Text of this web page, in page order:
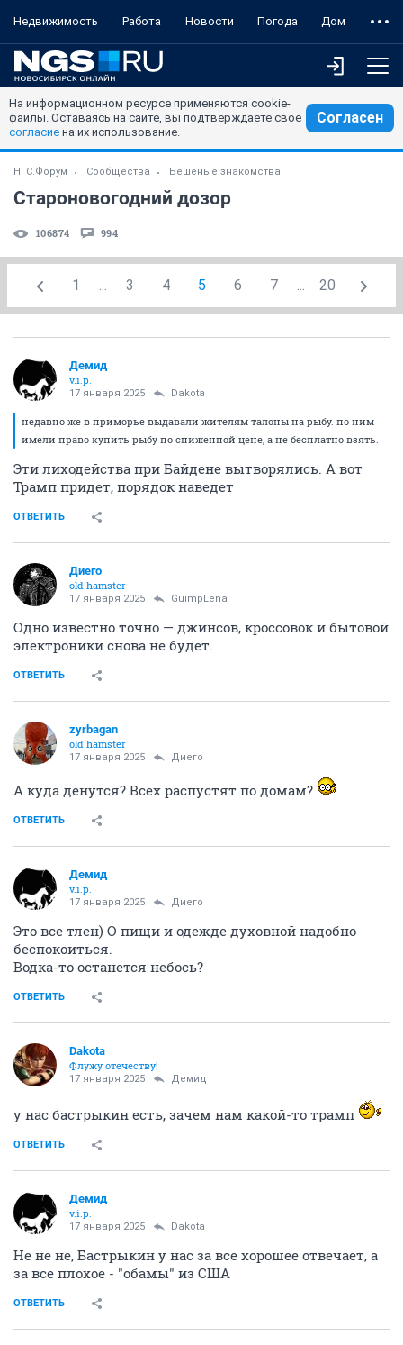
Недвижимость Работа Новости Погода Дом
На информационном ресурсе применяются cookie-
файлы. Оставаясь на сайте, вы подтверждаете свое
согласие на их использование.
Согласен
НГС.Форум Сообщества Бешеные знакомства
Староновогодний дозор
106874 994
1 ... 3 4 5 6 7 ... 20
Демид
v.i.p.
17 января 2025 Dаkota
недавно же в приморье выдавали жителям талоны на рыбу. по ним
имели право купить рыбу по сниженной цене, а не бесплатно взять.
Эти лиходейства при Байдене вытворялись. А вот
Трамп придет, порядок наведет
ОТВЕТИТЬ
Диего
old hamster
17 января 2025 GuimpLena
Одно известно точно — джинсов, кроссовок и бытовой
электроники снова не будет.
ОТВЕТИТЬ
zyrbagan
old hamster
17 января 2025 Диего
А куда денутся? Всех распустят по домам?
ОТВЕТИТЬ
Демид
v.i.p.
17 января 2025 Диего
Это все тлен) О пищи и одежде духовной надобно
беспокоиться.
Водка-то останется небось?
ОТВЕТИТЬ
Dаkota
Флужу отечеству!
17 января 2025 Демид
у нас бастрыкин есть, зачем нам какой-то трамп
ОТВЕТИТЬ
Демид
v.i.p.
17 января 2025 Dаkota
Не не не, Бастрыкин у нас за все хорошее отвечает, а
за все плохое - "обамы" из США
ОТВЕТИТЬ